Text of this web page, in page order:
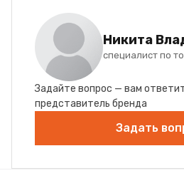
Никита
специалист по
Задайте вопрос — вам
представитель бренда
Задать